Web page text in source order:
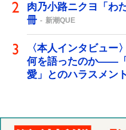
肉乃小路ニクヨ「わ
冊
新潮QUE
〈本人インタビュー
何を語ったのか――
愛」とのハラスメン